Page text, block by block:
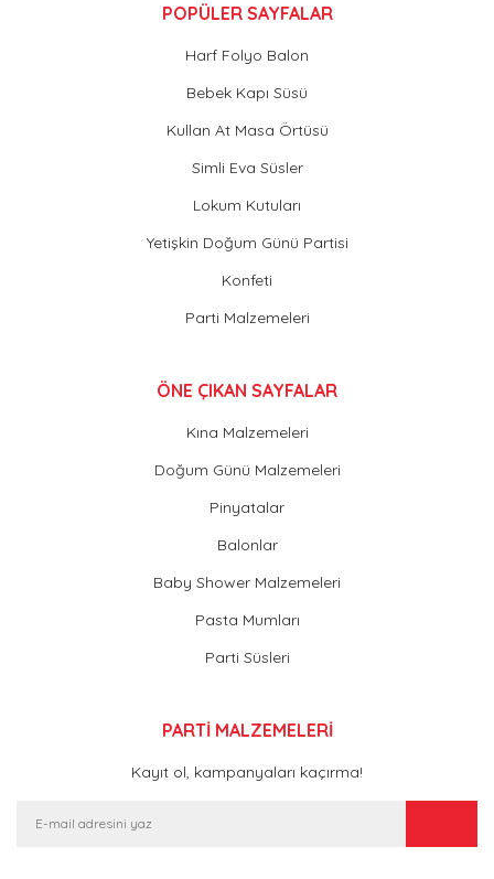
POPÜLER SAYFALAR
Harf Folyo Balon
Bebek Kapı Süsü
Kullan At Masa Örtüsü
Simli Eva Süsler
Lokum Kutuları
Yetişkin Doğum Günü Partisi
Konfeti
Parti Malzemeleri
ÖNE ÇIKAN SAYFALAR
Kına Malzemeleri
Doğum Günü Malzemeleri
Pinyatalar
Balonlar
Baby Shower Malzemeleri
Pasta Mumları
Parti Süsleri
PARTİ MALZEMELERİ
Kayıt ol, kampanyaları kaçırma!